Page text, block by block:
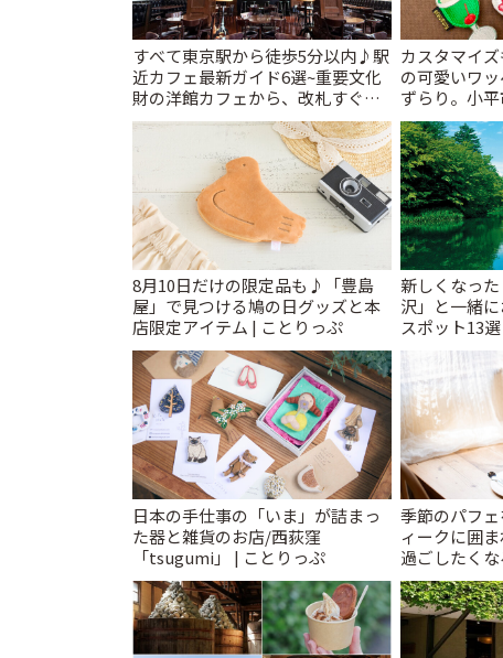
すべて東京駅から徒歩5分以内♪駅
近カフェ最新ガイド6選~重要文化
財の洋館カフェから、改札すぐの
レトロ喫茶まで~ | ことりっぷ
カスタマイ
の可愛いワ
ずらり。小
T&K」 | こと
8月10日だけの限定品も♪「豊島
屋」で見つける鳩の日グッズと本
店限定アイテム | ことりっぷ
新しくなっ
沢」と一緒
スポット13
催中】 | こと
日本の手仕事の「いま」が詰まっ
た器と雑貨のお店/西荻窪
「tsugumi」 | ことりっぷ
季節のパフ
ィークに囲
過ごしたく
「annorum